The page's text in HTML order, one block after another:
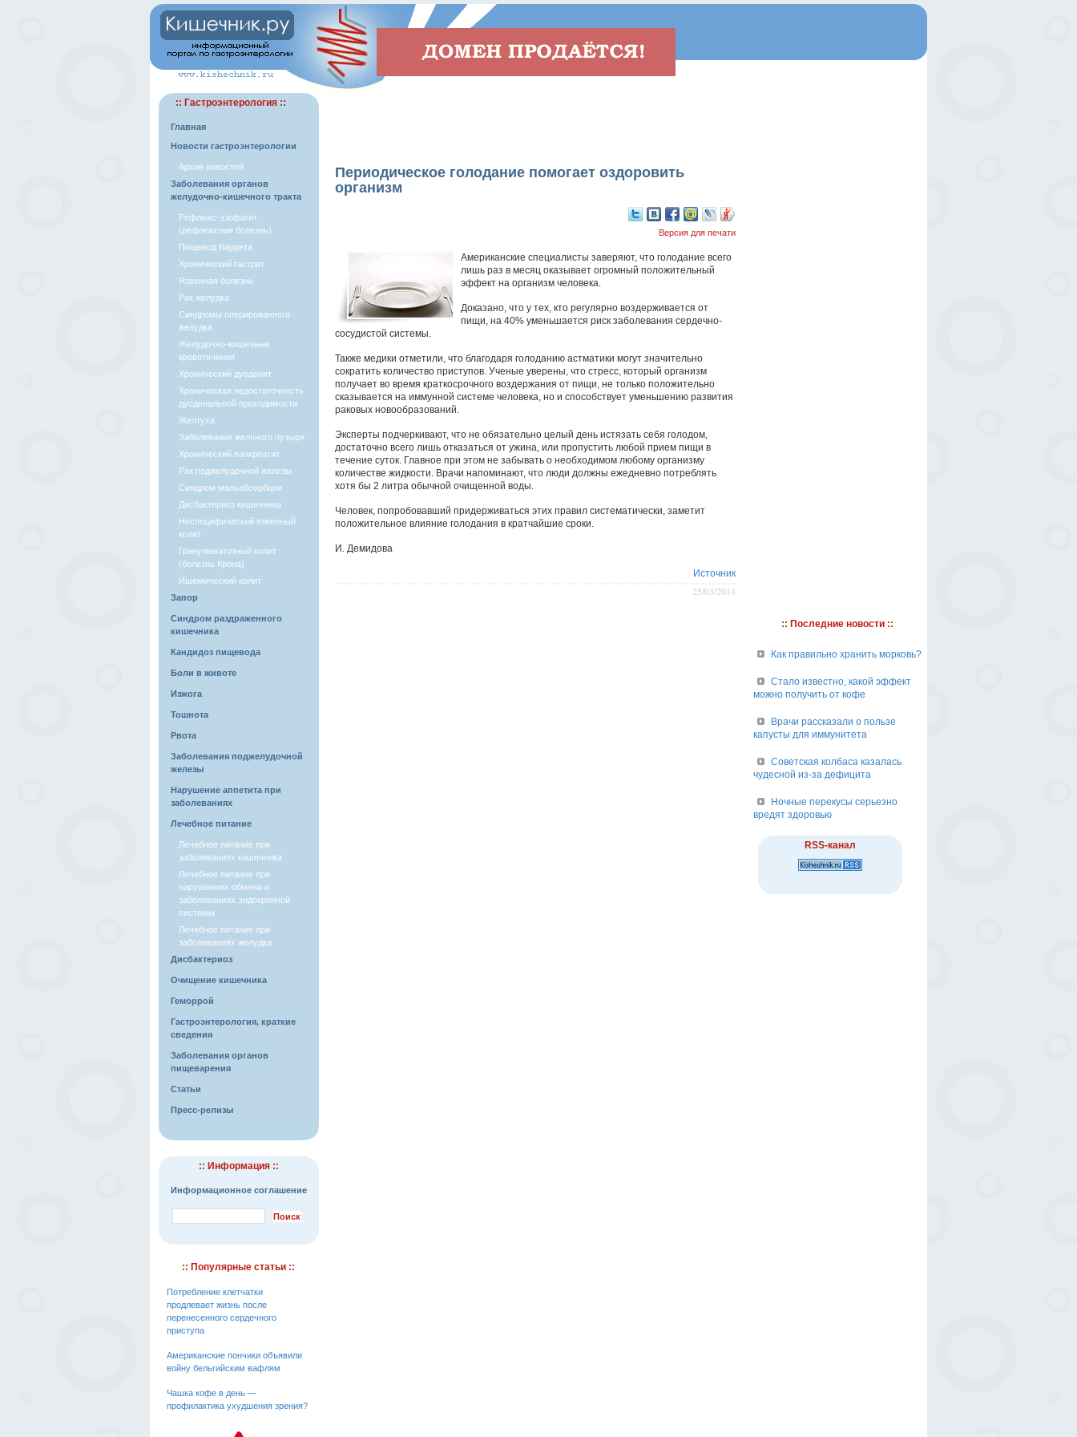
:: Гастроэнтерология ::
Главная
Новости гастроэнтерологии
Архив новостей
Заболевания органов
желудочно-кишечного тракта
Рефлюкс-эзофагит
(рефлюксная болезнь)
Пищевод Баррета
Хронический гастрит
Язвенная болезнь
Рак желудка
Синдромы оперированного
желудка
Желудочно-кишечные
кровотечения
Хронический дуоденит
Хроническая недостаточность
дуоденальной проходимости
Желтуха
Заболевания желчного пузыря
Хронический панкреатит
Рак поджелудочной железы
Синдром мальабсорбции
Дисбактериоз кишечника
Неспецифический язвенный
колит
Гранулематозный колит
(болезнь Крона)
Ишемический колит
Запор
Синдром раздраженного
кишечника
Кандидоз пищевода
Боли в животе
Изжога
Тошнота
Рвота
Заболевания поджелудочной
железы
Нарушение аппетита при
заболеваниях
Лечебное питание
Лечебное питание при
заболеваниях кишечника
Лечебное питание при
нарушениях обмена и
заболеваниях эндокринной
системы
Лечебное питание при
заболеваниях желудка
Дисбактериоз
Очищение кишечника
Геморрой
Гастроэнтерология, краткие
сведения
Заболевания органов
пищеварения
Статьи
Пресс-релизы
:: Информация ::
Информационное соглашение
:: Популярные статьи ::
Потребление клетчатки
продлевает жизнь после
перенесенного сердечного
приступа
Американские пончики объявили
войну бельгийским вафлям
Чашка кофе в день —
профилактика ухудшения зрения?
Периодическое голодание помогает оздоровить
организм
Версия для печати
Американские специалисты заверяют, что голодание всего
лишь раз в месяц оказывает огромный положительный
эффект на организм человека.
Доказано, что у тех, кто регулярно воздерживается от
пищи, на 40% уменьшается риск заболевания сердечно-
сосудистой системы.
Также медики отметили, что благодаря голоданию астматики могут значительно
сократить количество приступов. Ученые уверены, что стресс, который организм
получает во время краткосрочного воздержания от пищи, не только положительно
сказывается на иммунной системе человека, но и способствует уменьшению развития
раковых новообразований.
Эксперты подчеркивают, что не обязательно целый день истязать себя голодом,
достаточно всего лишь отказаться от ужина, или пропустить любой прием пищи в
течение суток. Главное при этом не забывать о необходимом любому организму
количестве жидкости. Врачи напоминают, что люди должны ежедневно потреблять
хотя бы 2 литра обычной очищенной воды.
Человек, попробовавший придерживаться этих правил систематически, заметит
положительное влияние голодания в кратчайшие сроки.
И. Демидова
Источник
25/03/2014
:: Последние новости ::
Как правильно хранить морковь?
Стало известно, какой эффект
можно получить от кофе
Врачи рассказали о пользе
капусты для иммунитета
Советская колбаса казалась
чудесной из-за дефицита
Ночные перекусы серьезно
вредят здоровью
RSS-канал